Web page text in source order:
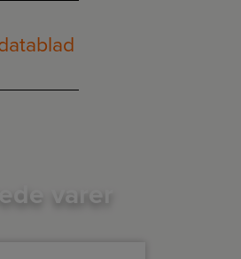
varer